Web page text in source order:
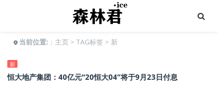
当前位置: ： 主页 > TAG标签 > 新
新
恒大地产集团：40亿元“20恒大04”将于9月23日付息